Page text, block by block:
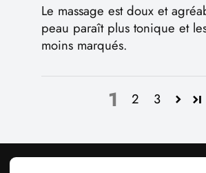
Le massage est doux et
peau paraît plus tonique et
moins marqués.
1 2 3